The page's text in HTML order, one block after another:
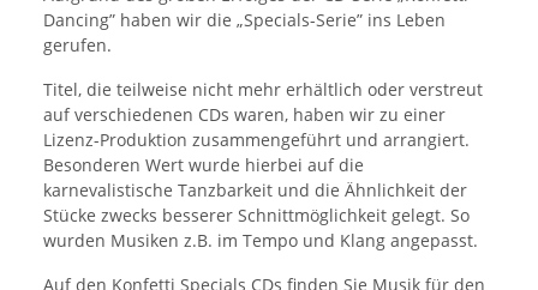
Dancing” haben wir die „Specials-Serie” ins Leben
gerufen.
Titel, die teilweise nicht mehr erhältlich oder verstreut
auf verschiedenen CDs waren, haben wir zu einer
Lizenz-Produktion zusammengeführt und arrangiert.
Besonderen Wert wurde hierbei auf die
karnevalistische Tanzbarkeit und die Ähnlichkeit der
Stücke zwecks besserer Schnittmöglichkeit gelegt. So
wurden Musiken z.B. im Tempo und Klang angepasst.
Auf den Konfetti Specials CDs finden Sie Musik für den